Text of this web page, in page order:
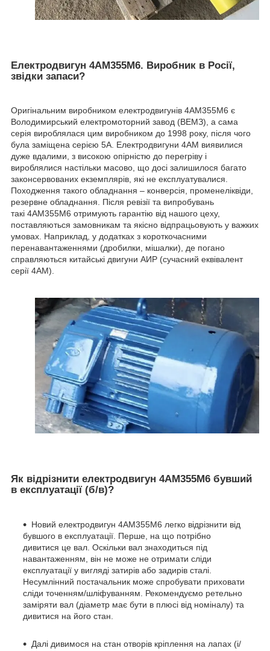
Електродвигун 4АМ355М6. Виробник в Росії,
звідки запаси?
Оригінальним виробником електродвигунів 4АМ355М6 є
Володимирський електромоторний завод (ВЕМЗ), а сама
серія вироблялася цим виробником до 1998 року, після чого
була заміщена серією 5А. Електродвигуни 4АМ виявилися
дуже вдалими, з високою опірністю до перегріву і
вироблялися настільки масово, що досі залишилося багато
законсервованих екземплярів, які не експлуатувалися.
Походження такого обладнання – конверсія, променеліквіди,
резервне обладнання. Після ревізії та випробувань
такі 4АМ355М6 отримують гарантію від нашого цеху,
поставляються замовникам та якісно відпрацьовують у важких
умовах. Наприклад, у додатках з короткочасними
перенавантаженнями (дробилки, мішалки), де погано
справляються китайські двигуни АИР (сучасний еквівалент
серії 4АМ).
Як відрізнити електродвигун 4АМ355М6 бувший
в експлуатації (б/в)?
Новий електродвигун 4АМ355М6 легко відрізнити від
бувшого в експлуатації. Перше, на що потрібно
дивитися це вал. Оскільки вал знаходиться під
навантаженням, він не може не отримати сліди
експлуатації у вигляді затирів або задирів сталі.
Несумлінний постачальник може спробувати приховати
сліди точенням/шліфуванням. Рекомендуємо ретельно
заміряти вал (діаметр має бути в плюсі від номіналу) та
дивитися на його стан.
Далі дивимося на стан отворів кріплення на лапах (і/